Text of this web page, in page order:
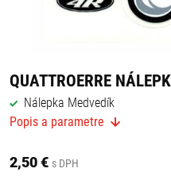
QUATTROERRE
Nálepka Medvedík
Rozmery : 10 x 12 cm
Popis a parametre
2,50 € s DPH